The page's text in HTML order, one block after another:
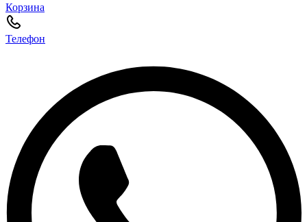
Корзина
Телефон